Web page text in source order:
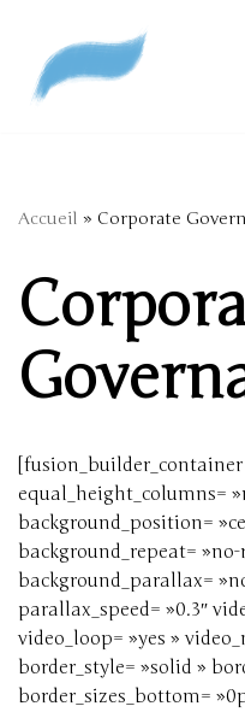
Aller
au
Accueil » Corporate
equal_height_columns=
background_position=
background_repeat=
background_parallax=
parallax_speed= »0.3″
video_loop= »yes »
border_style= »solid »
border_sizes_bottom=